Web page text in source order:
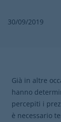
30/09/2019
Già in altre
hanno
percepiti i
è necessario